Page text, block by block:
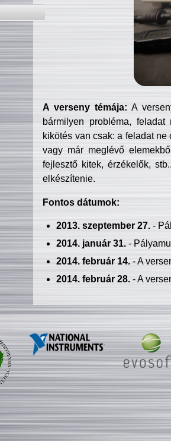
A verseny témája: A
bármilyen probléma, feladat
kikötés van csak: a feladat
vagy már meglévő
fejlesztő kitek, érzékelők,
elkészítenie.
Fontos dátumok:
2013. szeptember 27.-
2014. január 31.-
2014. február 14.- A
2014. február 28.- A